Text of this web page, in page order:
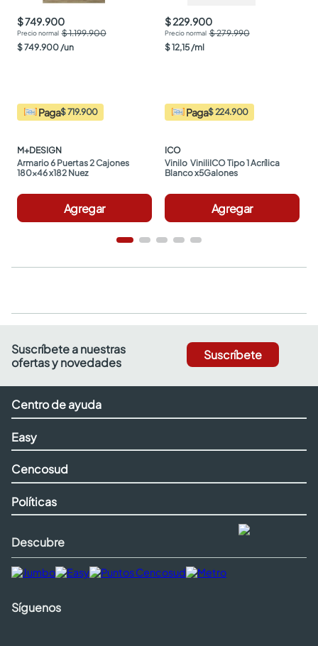
$ 749.900
$ 1.199.900
$749.900/un
Paga$ 719.900
M+DESIGN
Armario 6 Puertas 2 Cajones
180x46 x182 Nuez
Agregar
$ 229.900
$ 279.990
$12,15/ml
Paga$ 224.900
ICO
Vinilo  ViniliICO Tipo 1 Acrílica
Blanco x5Galones
Agregar
Suscríbete a nuestras
ofertas y novedades
Suscríbete
Centro de ayuda
Easy
Cencosud
Políticas
Descubre
Síguenos